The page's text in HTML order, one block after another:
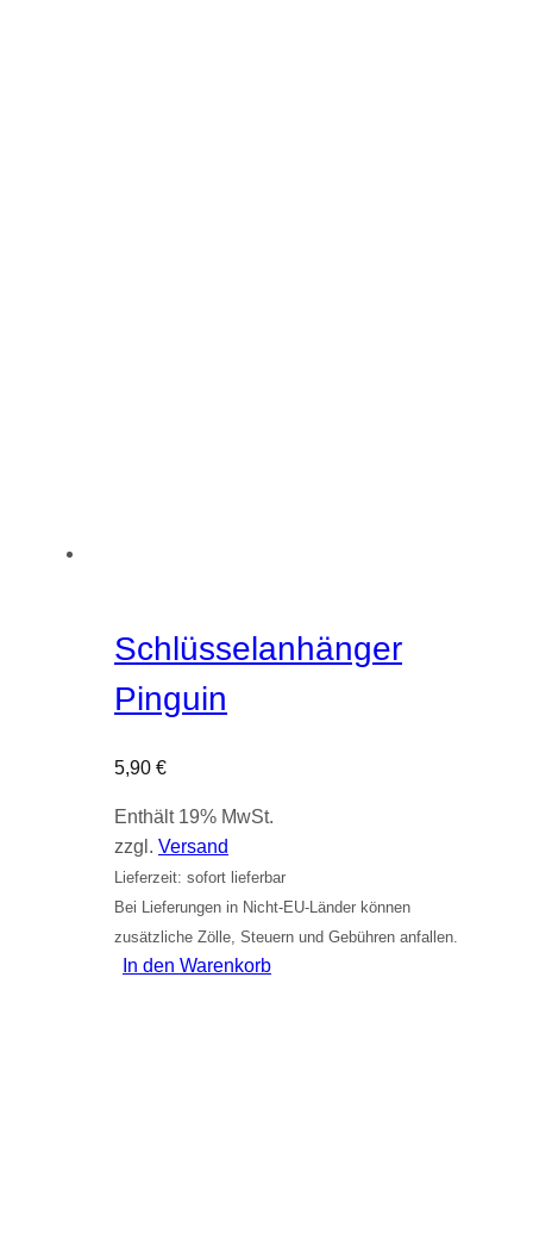
Schlüsselanhänger
Pinguin
5,90 €
Enthält 19% MwSt.
zzgl. Versand
Lieferzeit: sofort lieferbar
Bei Lieferungen in Nicht-EU-Länder können
zusätzliche Zölle, Steuern und Gebühren anfallen.
In den Warenkorb